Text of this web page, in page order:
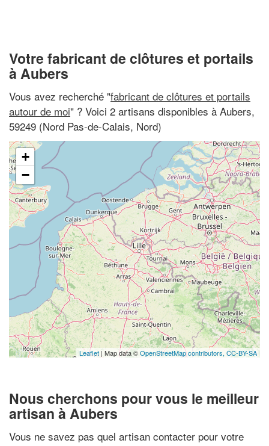
Votre fabricant de clôtures et portails
à Aubers
Vous avez recherché "fabricant de clôtures et portails
autour de moi" ? Voici 2 artisans disponibles à Aubers,
59249 (Nord Pas-de-Calais, Nord)
+
−
Leaflet | Map data ©OpenStreetMap contributors, CC-BY-SA
Nous cherchons pour vous le meilleur
artisan à Aubers
Vous ne savez pas quel artisan contacter pour votre